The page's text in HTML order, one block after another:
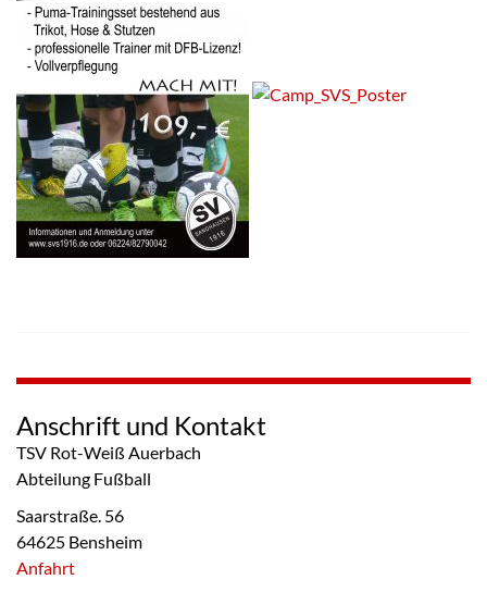
Anschrift und Kontakt
TSV Rot-Weiß Auerbach
Abteilung Fußball
Saarstraße. 56
64625 Bensheim
Anfahrt